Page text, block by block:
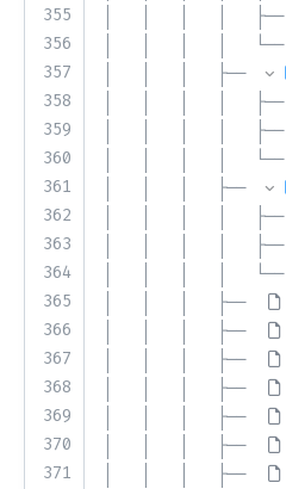
355
356
357
358
359
360
361
362
363
364
365
366
367
368
369
370
371
│   │   │   │   ├──
│   │   │   │   └──
│   │   │   ├──
│   │   │   │   ├──
│   │   │   │   ├──
│   │   │   │   └──
│   │   │   ├──
│   │   │   │   ├──
│   │   │   │   ├──
│   │   │   │   └──
│   │   │   ├──
│   │   │   ├──
│   │   │   ├──
│   │   │   ├──
│   │   │   ├──
│   │   │   ├──
│   │   │   ├──